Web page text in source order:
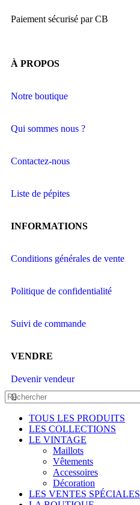
Paiement sécurisé par CB
À PROPOS
Notre boutique
Qui sommes nous ?
Contactez-nous
Liste de pépites
INFORMATIONS
Conditions générales de vente
Politique de confidentialité
Suivi de commande
VENDRE
Devenir vendeur
TOUS LES PRODUITS
LES COLLECTIONS
LE VINTAGE
Maillots
Vêtements
Accessoires
Décoration
LES VENTES SPÉCIALES